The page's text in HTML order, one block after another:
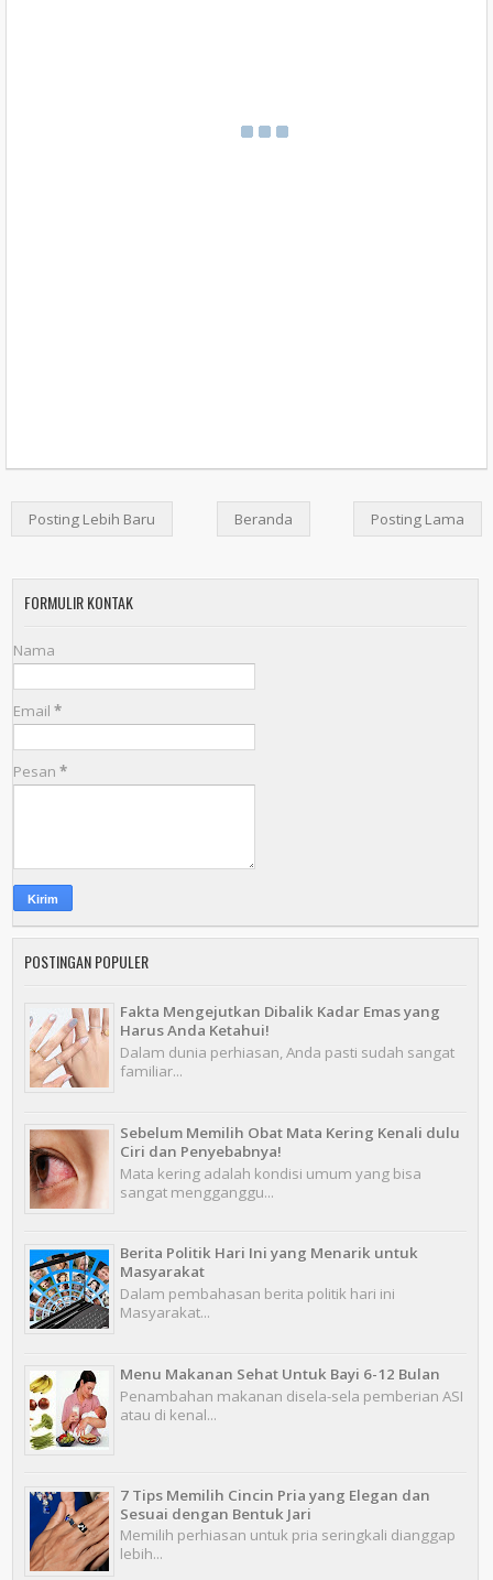
Posting Lebih Baru Posting Lama
Beranda
FORMULIR KONTAK
Nama
Email *
Pesan *
POSTINGAN POPULER
Fakta Mengejutkan Dibalik Kadar Emas yang
Harus Anda Ketahui!
Dalam dunia perhiasan, Anda pasti sudah sangat
familiar...
Sebelum Memilih Obat Mata Kering Kenali dulu
Ciri dan Penyebabnya!
Mata kering adalah kondisi umum yang bisa
sangat mengganggu...
Berita Politik Hari Ini yang Menarik untuk
Masyarakat
Dalam pembahasan berita politik hari ini
Masyarakat...
Menu Makanan Sehat Untuk Bayi 6-12 Bulan
Penambahan makanan disela-sela pemberian ASI
atau di kenal...
7 Tips Memilih Cincin Pria yang Elegan dan
Sesuai dengan Bentuk Jari
Memilih perhiasan untuk pria seringkali dianggap
lebih...